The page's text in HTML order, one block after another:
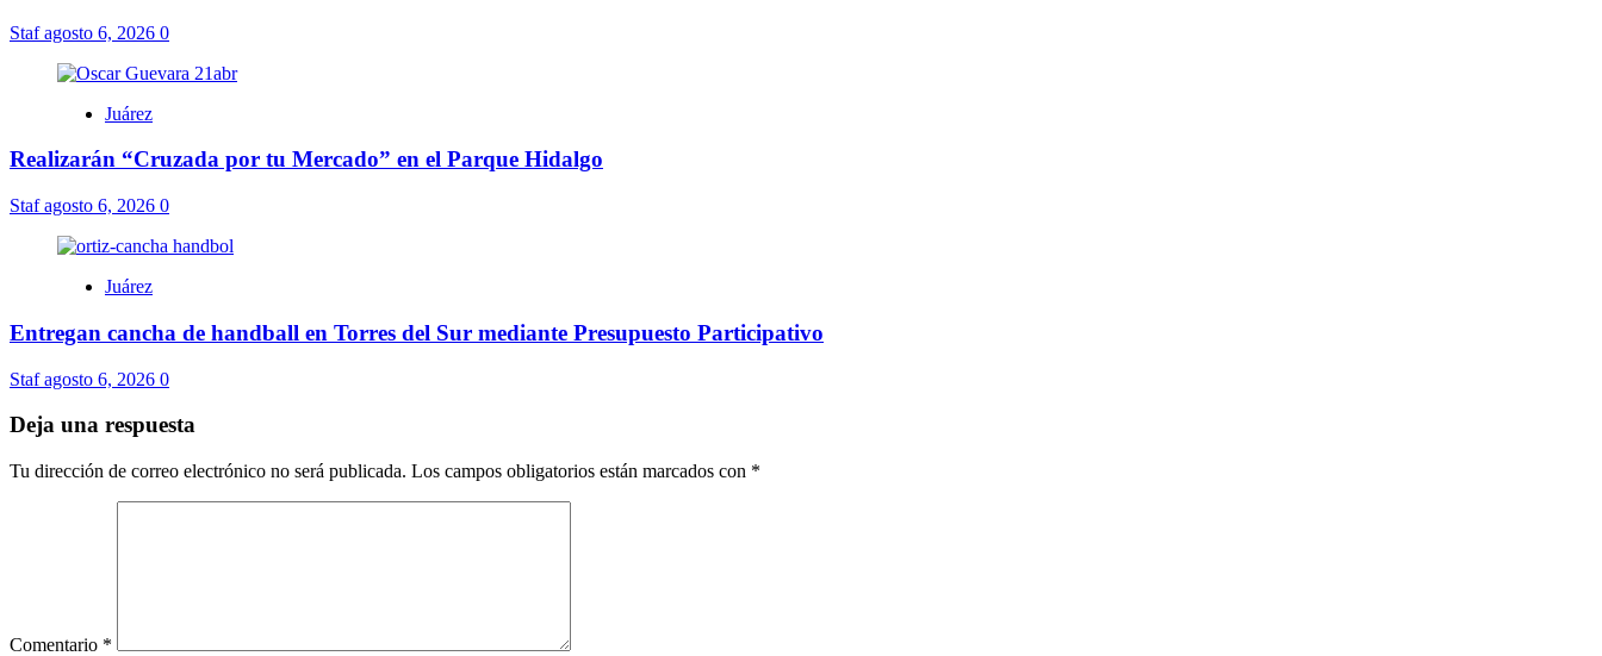
Stafagosto 6, 2026 0
Juárez
Realizarán “Cruzada por tu Mercado” en el Parque Hidalgo
Stafagosto 6, 2026 0
Juárez
Entregan cancha de handball en Torres del Sur mediante Presupuesto Participativo
Stafagosto 6, 2026 0
Deja una respuesta
Tu dirección de correo electrónico no será publicada. Los campos obligatorios están marcados con *
Comentario *